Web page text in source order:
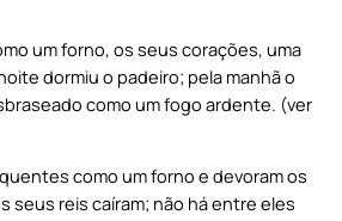
um forno, os seus corações, uma
dormiu o padeiro; pela manhã o
como um fogo ardente. (ver
como um forno e devoram os
seus reis caíram; não há entre eles